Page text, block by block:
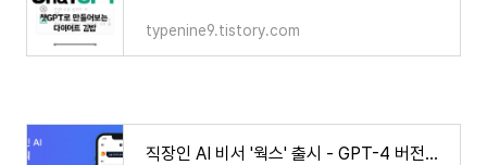
typenine9.tistory.com
직장인 AI 비서 '웍스' 출시 - GPT-4 버전을 절반 가격으로 무제한 사용!